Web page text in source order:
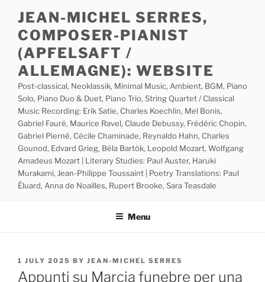
content
JEAN-MICHEL SERRES,
COMPOSER-PIANIST
(APFELSAFT /
ALLEMAGNE): WEBSITE
Post-classical, Neoklassik, Minimal Music, Ambient, BGM, Piano
Solo, Piano Duo & Duet, Piano Trio, String Quartet / Classical
Music Recording: Erik Satie, Charles Koechlin, Mel Bonis,
Gabriel Fauré, Maurice Ravel, Claude Debussy, Frédéric Chopin,
Gabriel Pierné, Cécile Chaminade, Reynaldo Hahn, Charles
Gounod, Edvard Grieg, Béla Bartók, Leopold Mozart, Wolfgang
Amadeus Mozart | Literary Studies: Paul Auster, Haruki
Murakami, Jean-Philippe Toussaint | Poetry Translations: Paul
Éluard, Anna de Noailles, Rupert Brooke, Sara Teasdale
Menu
POSTED
ON
1 JULY 2025 BY JEAN-MICHEL SERRES
Appunti su Marcia funebre per una